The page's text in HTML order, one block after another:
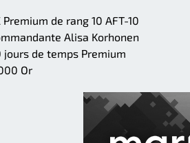
Premium de rang 10 AFT-10
Alisa Korhonen
jours de temps Premium
Or